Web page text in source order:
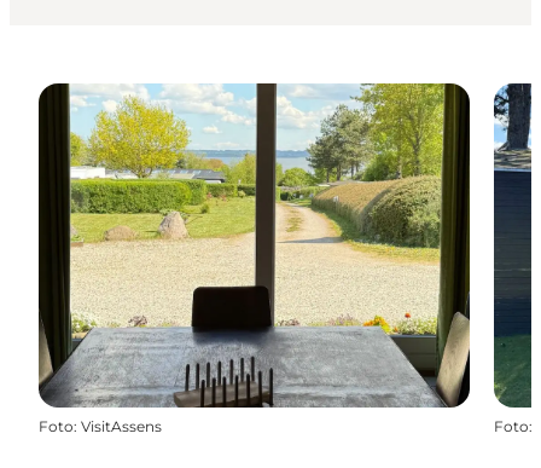
Foto: VisitAssens Foto: